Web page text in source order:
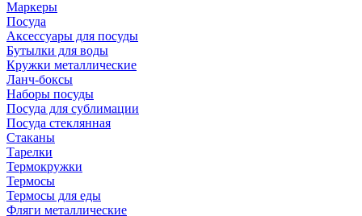
Маркеры
Посуда
Аксессуары для посуды
Бутылки для воды
Кружки металлические
Ланч-боксы
Наборы посуды
Посуда для сублимации
Посуда стеклянная
Стаканы
Тарелки
Термокружки
Термосы
Термосы для еды
Фляги металлические